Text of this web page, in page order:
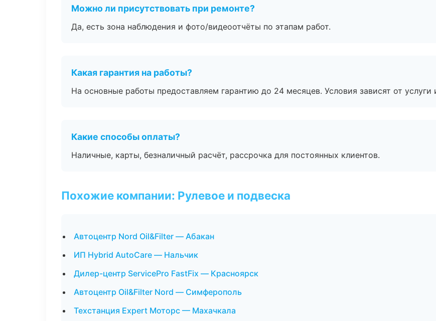
Можно ли присутствовать при ремонте?
Да, есть зона наблюдения и фото/видеоотчёты по этапам работ.
Какая гарантия на работы?
На основные работы предоставляем гарантию до 24 месяцев. Условия зависят от услуги
Какие способы оплаты?
Наличные, карты, безналичный расчёт, рассрочка для постоянных клиентов.
Похожие компании: Рулевое и подвеска
Автоцентр Nord Oil&Filter — Абакан
ИП Hybrid AutoCare — Нальчик
Дилер-центр ServicePro FastFix — Красноярск
Автоцентр Oil&Filter Nord — Симферополь
Техстанция Expert Моторс — Махачкала